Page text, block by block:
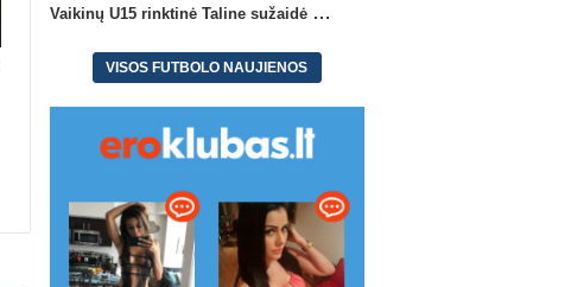
Vaikinų U15 rinktinė Taline sužaidė pirmąsias kontrolines rungtynes
VISOS FUTBOLO NAUJIENOS